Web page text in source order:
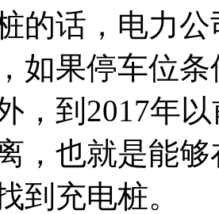
的话，电力
如果停车位
，到2017年
，也就是能
到充电桩。